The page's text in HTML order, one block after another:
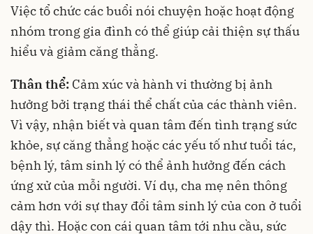
Việc tổ chức các buổi nói chuyện hoặc hoạt động
nhóm trong gia đình có thể giúp cải thiện sự thấu
hiểu và giảm căng thẳng.
Thân thể: Cảm xúc và hành vi thường bị ảnh
hưởng bởi trạng thái thể chất của các thành viên.
Vì vậy, nhận biết và quan tâm đến tình trạng sức
khỏe, sự căng thẳng hoặc các yếu tố như tuổi tác,
bệnh lý, tâm sinh lý có thể ảnh hưởng đến cách
ứng xử của mỗi người. Ví dụ, cha mẹ nên thông
cảm hơn với sự thay đổi tâm sinh lý của con ở tuổi
dậy thì. Hoặc con cái quan tâm tới nhu cầu, sức